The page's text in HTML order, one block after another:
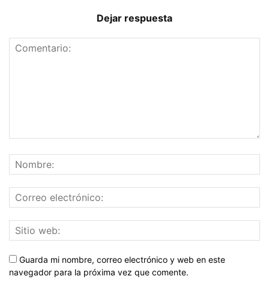
Dejar respuesta
Guarda mi nombre, correo electrónico y web en este
navegador para la próxima vez que comente.